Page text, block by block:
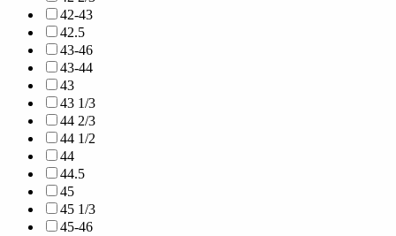
42-43
42.5
43-46
43-44
43
43 1/3
44 2/3
44 1/2
44
44.5
45
45 1/3
45-46